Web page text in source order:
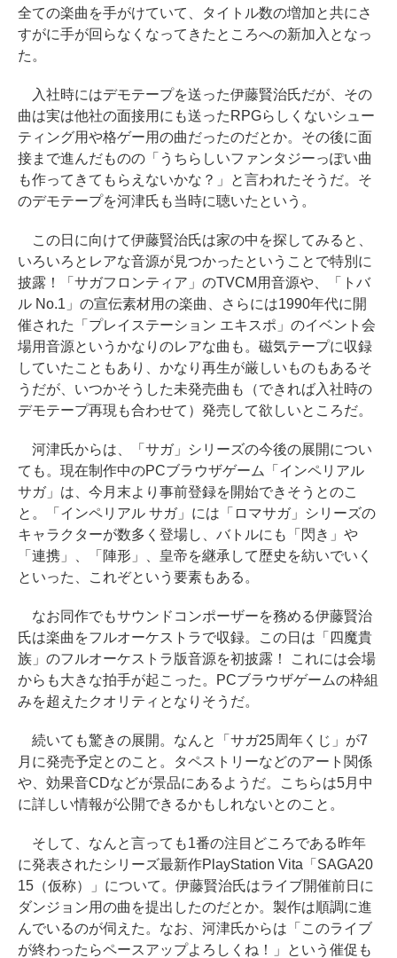
全ての楽曲を手がけていて、タイトル数の増加と共にさ
すがに手が回らなくなってきたところへの新加入となっ
た。
入社時にはデモテープを送った伊藤賢治氏だが、その
曲は実は他社の面接用にも送ったRPGらしくないシュー
ティング用や格ゲー用の曲だったのだとか。その後に面
接まで進んだものの「うちらしいファンタジーっぽい曲
も作ってきてもらえないかな？」と言われたそうだ。そ
のデモテープを河津氏も当時に聴いたという。
この日に向けて伊藤賢治氏は家の中を探してみると、
いろいろとレアな音源が見つかったということで特別に
披露！「サガフロンティア」のTVCM用音源や、「トバ
ル No.1」の宣伝素材用の楽曲、さらには1990年代に開
催された「プレイステーション エキスポ」のイベント会
場用音源というかなりのレアな曲も。磁気テープに収録
していたこともあり、かなり再生が厳しいものもあるそ
うだが、いつかそうした未発売曲も（できれば入社時の
デモテープ再現も合わせて）発売して欲しいところだ。
河津氏からは、「サガ」シリーズの今後の展開につい
ても。現在制作中のPCブラウザゲーム「インペリアル
サガ」は、今月末より事前登録を開始できそうとのこ
と。「インペリアル サガ」には「ロマサガ」シリーズの
キャラクターが数多く登場し、バトルにも「閃き」や
「連携」、「陣形」、皇帝を継承して歴史を紡いでいく
といった、これぞという要素もある。
なお同作でもサウンドコンポーザーを務める伊藤賢治
氏は楽曲をフルオーケストラで収録。この日は「四魔貴
族」のフルオーケストラ版音源を初披露！ これには会場
からも大きな拍手が起こった。PCブラウザゲームの枠組
みを超えたクオリティとなりそうだ。
続いても驚きの展開。なんと「サガ25周年くじ」が7
月に発売予定とのこと。タペストリーなどのアート関係
や、効果音CDなどが景品にあるようだ。こちらは5月中
に詳しい情報が公開できるかもしれないとのこと。
そして、なんと言っても1番の注目どころである昨年
に発表されたシリーズ最新作PlayStation Vita「SAGA20
15（仮称）」について。伊藤賢治氏はライブ開催前日に
ダンジョン用の曲を提出したのだとか。製作は順調に進
んでいるのが伺えた。なお、河津氏からは「このライブ
が終わったらペースアップよろしくね！」という催促も